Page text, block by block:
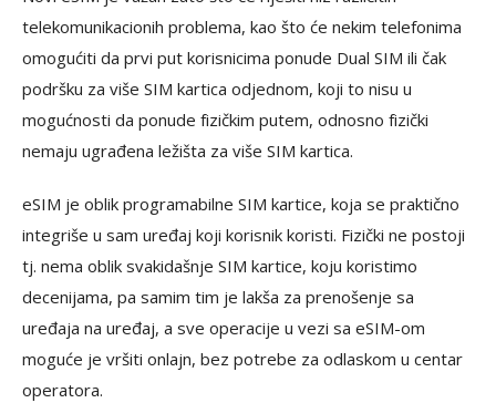
telekomunikacionih problema, kao što će nekim telefonima
omogućiti da prvi put korisnicima ponude Dual SIM ili čak
podršku za više SIM kartica odjednom, koji to nisu u
mogućnosti da ponude fizičkim putem, odnosno fizički
nemaju ugrađena ležišta za više SIM kartica.
eSIM je oblik programabilne SIM kartice, koja se praktično
integriše u sam uređaj koji korisnik koristi. Fizički ne postoji
tj. nema oblik svakidašnje SIM kartice, koju koristimo
decenijama, pa samim tim je lakša za prenošenje sa
uređaja na uređaj, a sve operacije u vezi sa eSIM-om
moguće je vršiti onlajn, bez potrebe za odlaskom u centar
operatora.